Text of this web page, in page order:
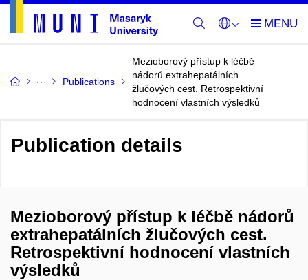
Publications
Mezioborový přístup k léčbě
nádorů extrahepatálních
žlučových cest. Retrospektivní
hodnocení vlastních výsledků
Publication details
Mezioborový přístup k léčbě nádorů
extrahepatálních žlučových cest.
Retrospektivní hodnocení vlastních
výsledků